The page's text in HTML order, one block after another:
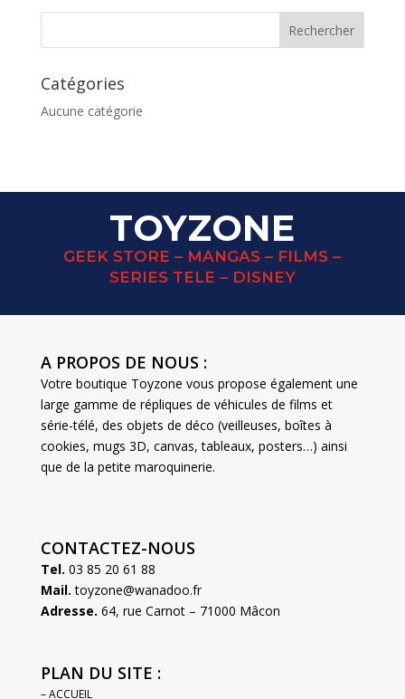
Catégories
Aucune catégorie
TOYZONE
GEEK STORE – MANGAS – FILMS –
SERIES TELE – DISNEY
A PROPOS DE NOUS :
Votre boutique Toyzone vous propose également une
large gamme de répliques de véhicules de films et
série-télé, des objets de déco (veilleuses, boîtes à
cookies, mugs 3D, canvas, tableaux, posters…) ainsi
que de la petite maroquinerie.
CONTACTEZ-NOUS
Tel. 03 85 20 61 88
Mail. toyzone@wanadoo.fr
Adresse. 64, rue Carnot – 71000 Mâcon
PLAN DU SITE :
– ACCUEIL